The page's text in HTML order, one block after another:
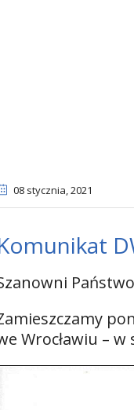
08 stycznia, 2021
Wrocławiu –